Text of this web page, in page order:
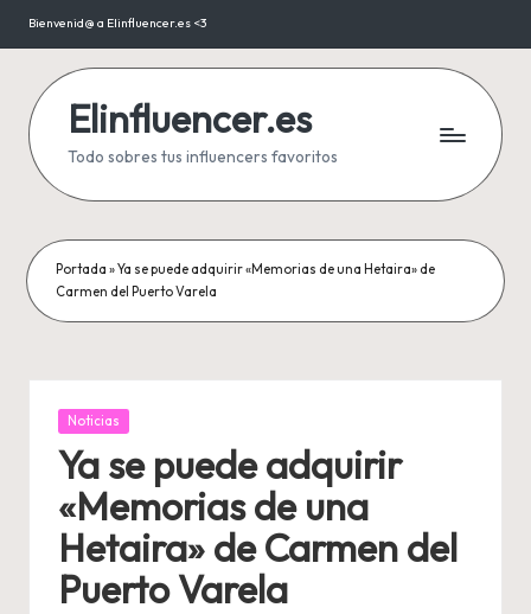
Saltar
contenido
Bienvenid@ a Elinfluencer.es <3
Elinfluencer.es
Todo sobres tus influencers favoritos
Portada »Ya se puede adquirir «Memorias de una Hetaira» de
Carmen del Puerto Varela
Publicada
Noticias
Ya se puede adquirir
«Memorias de una
Hetaira» de Carmen del
Puerto Varela